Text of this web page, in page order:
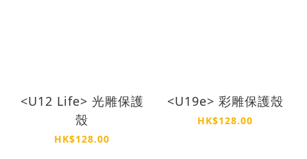
<U12 Life> 光雕保護
殼
HK$128.00
<U19e> 彩雕保護殼
HK$128.00